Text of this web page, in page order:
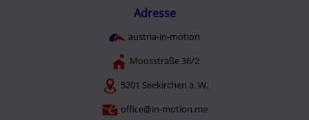
Adresse
austria-in-motion
Moosstraße 36/2
5201 Seekirchen a. W.
office@in-motion.me